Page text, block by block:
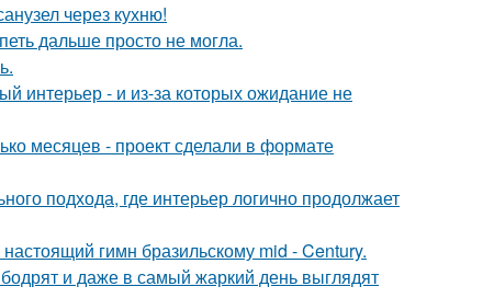
через кухню!
дальше просто не могла.
интерьер - и из-за которых ожидание не
месяцев - проект сделали в формате
подхода, где интерьер логично продолжает
гимн бразильскому mid - Century.
и даже в самый жаркий день выглядят